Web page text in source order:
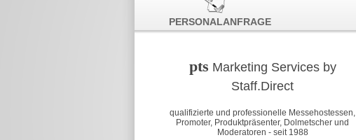
PERSONALANFRAGE
pts Marketing Services by
Staff.Direct
qualifizierte und professionelle Messehostessen,
Promoter, Produktpräsenter, Dolmetscher und
Moderatoren - seit 1988